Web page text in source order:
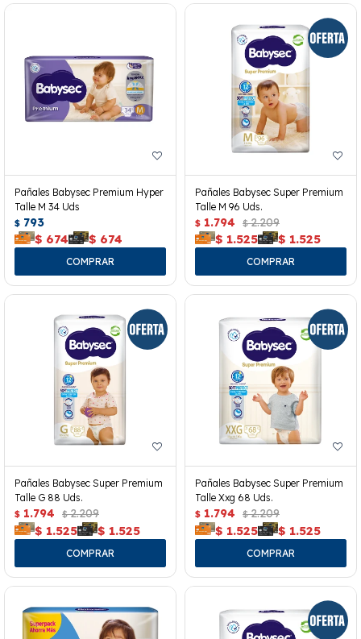
Pañales Babysec Premium Hyper
Talle M 34 Uds
$ 793
$ 674 $ 674
Pañales Babysec Super Premium
Talle M 96 Uds.
$ 1.794 $ 2.209
$ 1.525 $ 1.525
Pañales Babysec Super Premium
Talle G 88 Uds.
$ 1.794 $ 2.209
$ 1.525 $ 1.525
Pañales Babysec Super Premium
Talle Xxg 68 Uds.
$ 1.794 $ 2.209
$ 1.525 $ 1.525